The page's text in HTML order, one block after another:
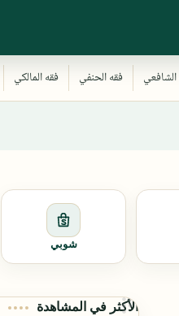
شوبي
الأكثر في المشاهدة